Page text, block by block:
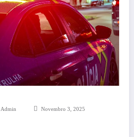
Admin Novembro 3, 2025